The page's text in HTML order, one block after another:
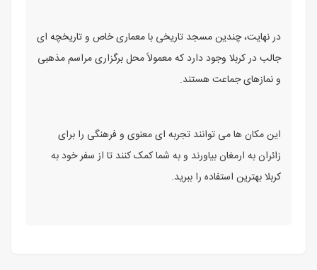
در نهایت، چندین مسجد تاریخی با معماری خاص و تاریخچه‌ ای
جالب در کربلا وجود دارد که معمولاً محل برگزاری مراسم مذهبی
و نمازهای جماعت هستند.
این مکان‌ ها می ‌توانند تجربه ‌ای معنوی و فرهنگی را برای
زائران به ارمغان بیاورند و به شما کمک کنند تا از سفر خود به
کربلا بهترین استفاده را ببرید.